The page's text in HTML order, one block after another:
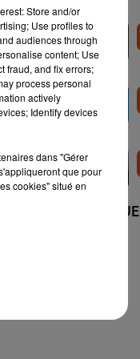
+ DE MUSIQUE
Store and/or
Use profiles to
audiences through
content; Use
fraud, and fix errors;
process personal
actively
Identify devices
dans "Gérer
que pour
cookies" situé en